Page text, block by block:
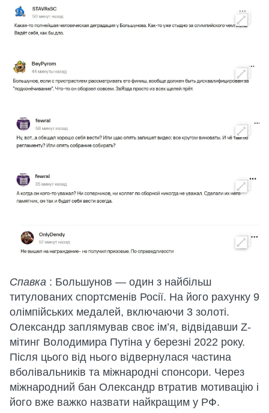
Спавка : Большунов — один з найбільш
титулованих спортсменів Росії. На його рахунку 9
олімпійських медалей, включаючи 3 золоті.
Олександр заплямував своє ім’я, відвідавши Z-
мітинг Володимира Путіна у березні 2022 року.
Після цього від нього відвернулася частина
вболівальників та міжнародні спонсори. Через
міжнародний бан Олександр втратив мотивацію і
його вже важко назвати найкращим у РФ.